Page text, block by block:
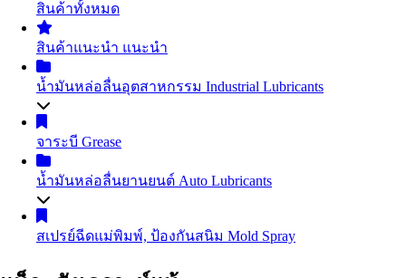
สินค้าทั้งหมด
สินค้าแนะนำ แนะนำ
น้ำมันหล่อลื่นอุตสาหกรรม Industrial Lubricants
น้ำมันถ่ายเทความร้อน
น้ำมันเกียร์อุตสาหกรรม
น้ำมัน EDMน้ำมันสปาร์ค
จาระบี Grease
น้ำมันหล่อลื่นยานยนต์ Auto Lubricants
น้ำมันเครื่องดีเซลDiesel Engine Oil
สเปรย์ฉีดแม่พิมพ์, ป้องกันสนิม Mold Spray